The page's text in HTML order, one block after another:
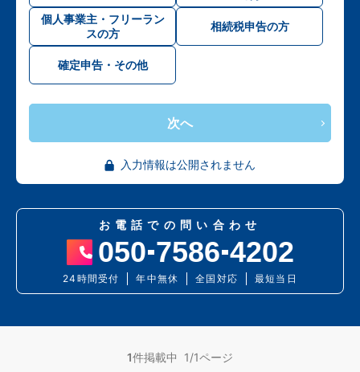
個人事業主・フリーラン
スの方
相続税申告の方
確定申告・その他
次へ
入力情報は公開されません
お電話での問い合わせ
050 7586 4202
24時間受付 年中無休 全国対応 最短当日
1件掲載中 1/1ページ